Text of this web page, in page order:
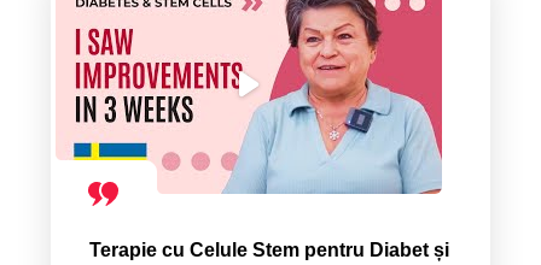
Terapie cu Celule Stem pentru Diabet și